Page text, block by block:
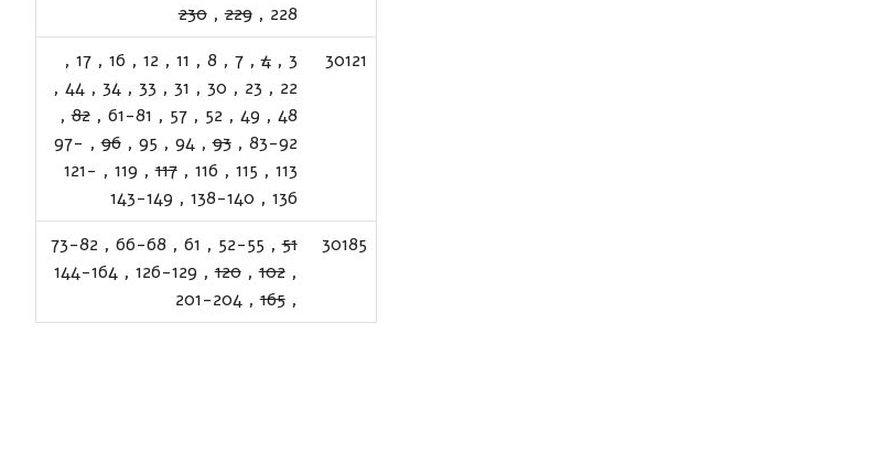
228
,
229
,
230
30121
3
,
4
,
7
,
8
,
11
,
12
,
16
,
17
,
22
,
23
,
30
,
31
,
33
,
34
,
44
,
48
,
49
,
52
,
57
,
61-81
,
82
,
83-92
,
93
,
94
,
95
,
96
,
97-
113
,
115
,
116
,
117
,
119
,
121-
136
,
138-140
,
143-149
30185
51
,
52-55
,
61
,
66-68
,
73-82
,
102
,
120
,
126-129
,
144-164
,
165
,
201-204